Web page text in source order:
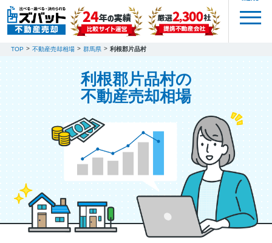
TOP 不動産売却相場 群馬県 利根郡片品村
利根郡片品村の
不動産売却相場